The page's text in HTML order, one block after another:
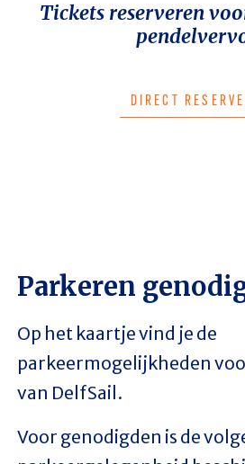
Tickets reserveren
DIRECT
Parkeren
Op het kaartje vind je de
parkeermogelijkheden
van DelfSail.
Voor genodigden is de